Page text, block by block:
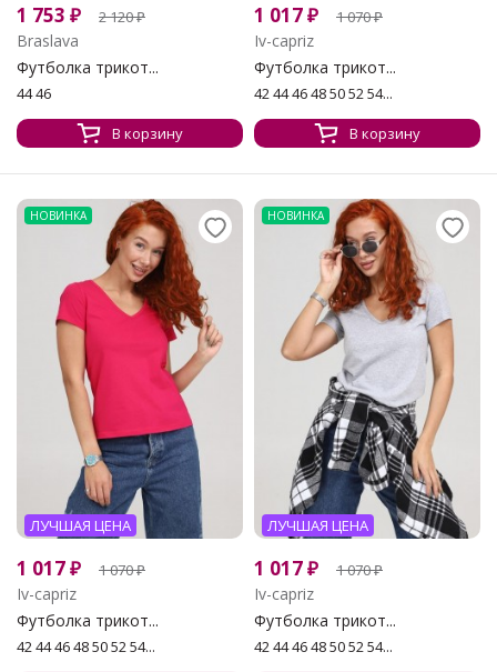
1 753 ₽ 2 120₽
Braslava
Футболка трикот...
44 46
В корзину
1 017₽ 1 070₽
Iv-capriz
Футболка трикот...
42 44 46 48 50 52 54...
В корзину
НОВИНКА
ЛУЧШАЯ ЦЕНА
1 017₽ 1 070₽
Iv-capriz
Футболка трикот...
42 44 46 48 50 52 54...
НОВИНКА
ЛУЧШАЯ ЦЕНА
1 017₽ 1 070₽
Iv-capriz
Футболка трикот...
42 44 46 48 50 52 54...